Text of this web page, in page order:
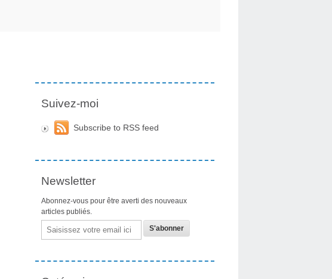
Suivez-moi
Subscribe to RSS feed
Newsletter
Abonnez-vous pour être averti des nouveaux
articles publiés.
Email